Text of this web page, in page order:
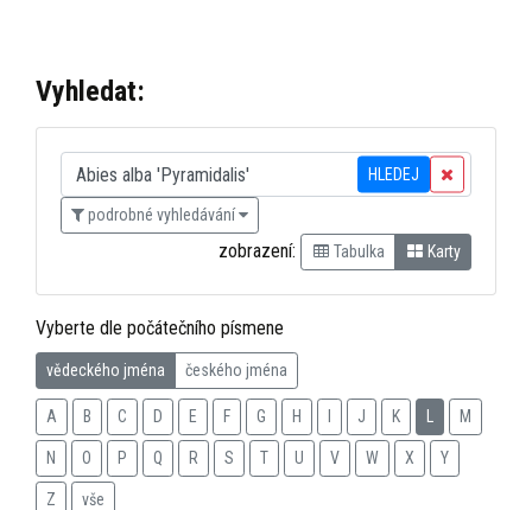
Vyhledat:
HLEDEJ
podrobné vyhledávání
zobrazení: Tabulka Karty
Vyberte dle počátečního písmene
vědeckého jména českého jména
A B C D E F G H J K M
N O P Q R S T U V W X Y
Z vše